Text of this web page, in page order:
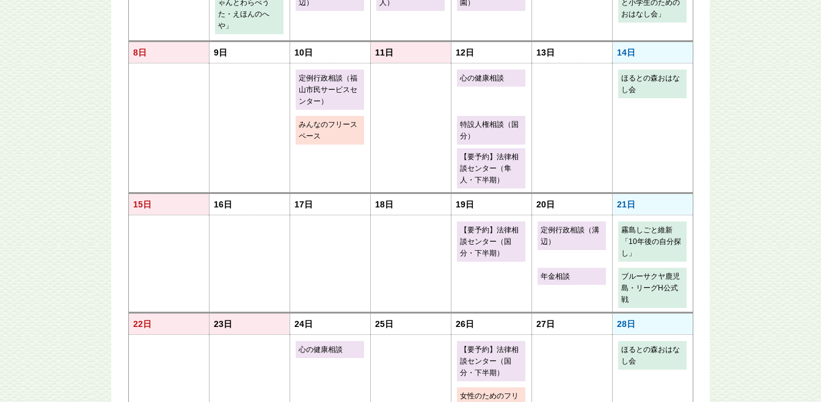
ゃんとわらべう
た・えほんのへ
や」
辺）
人）
園）
と小学生のための
おはなし会」
8日 9日 10日 11日 12日 13日 14日
定例行政相談（福
山市民サービスセ
ンター）
心の健康相談
ほるとの森おはな
し会
みんなのフリース
ペース
特設人権相談（国
分）
【要予約】法律相
談センター（隼
人・下半期）
15日 16日 17日 18日 19日 20日 21日
【要予約】法律相
談センター（国
分・下半期）
定例行政相談（溝
辺）
霧島しごと維新
「10年後の自分探
し」
年金相談
ブルーサクヤ鹿児
島・リーグH公式
戦
22日 23日 24日 25日 26日 27日 28日
心の健康相談
【要予約】法律相
談センター（国
分・下半期）
ほるとの森おはな
し会
女性のためのフリ